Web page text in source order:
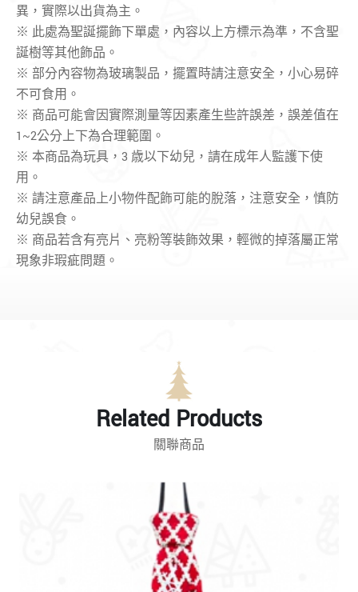
異，實際以出貨為主。
※ 此處為聖誕擺飾下單處，內容以上方標示為準，不含聖
誕樹等其他飾品。
※ 部分內容物為玻璃製品，擺置時請注意安全，小心易碎
不可食用。
※ 商品可能會因實際測量等因素產生些許誤差，誤差值在
1~2公分上下為合理範圍。
※ 本商品為玩具，3 歳以下幼兒，請在成年人監護下使
用。
※ 請注意產品上小物件配飾可能的脫落， 注意安全 ， 慎防
幼兒誤食。
※ 商品若含有亮片、亮粉等裝飾效果，輕微的掉落屬正常
現象非瑕疵問題。
關聯商品
Related Products